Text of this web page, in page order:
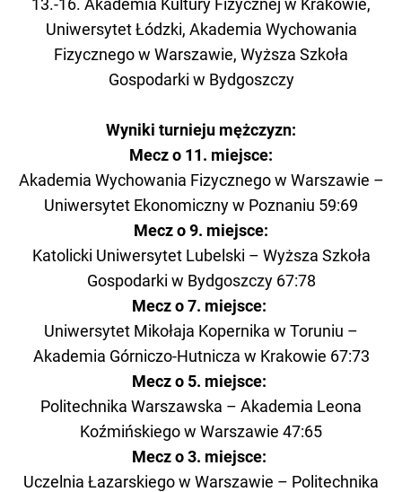
Uniwersytet Łódzki, Akademia Wychowania
Fizycznego w Warszawie, Wyższa Szkoła
Gospodarki w Bydgoszczy
Wyniki turnieju mężczyzn:
Mecz o 11. miejsce:
Akademia Wychowania Fizycznego w Warszawie –
Uniwersytet Ekonomiczny w Poznaniu 59:69
Mecz o 9. miejsce:
Katolicki Uniwersytet Lubelski – Wyższa Szkoła
Gospodarki w Bydgoszczy 67:78
Mecz o 7. miejsce:
Uniwersytet Mikołaja Kopernika w Toruniu –
Akademia Górniczo-Hutnicza w Krakowie 67:73
Mecz o 5. miejsce:
Politechnika Warszawska – Akademia Leona
Koźmińskiego w Warszawie 47:65
Mecz o 3. miejsce:
Uczelnia Łazarskiego w Warszawie – Politechnika